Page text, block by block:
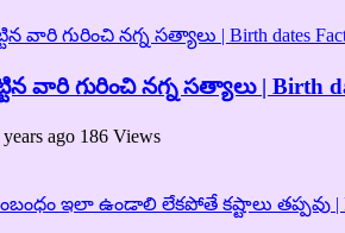
వారి గురించి నగ్న సత్యాలు | Birth
ago 186 Views